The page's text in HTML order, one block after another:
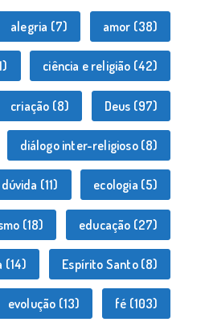
alegria (7) amor (38)
ciência e religião (42)
criação (8) Deus (97)
diálogo inter-religioso(8)
dúvida (11) ecologia (5)
(18) educação (27)
(14) Espírito Santo(8)
evolução (13) fé (103)